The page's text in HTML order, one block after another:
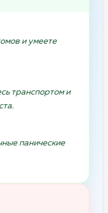
и умеете
транспортом и
панические